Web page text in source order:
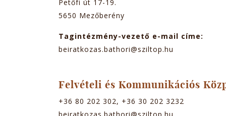
Petőfi út 17-19.
5650 Mezőberény
Tagintézmény-vezető e-mail címe:
beiratkozas.bathori@sziltop.hu
Felvételi és Kommunikációs
+36 80 202 302, +36 30 202 3232